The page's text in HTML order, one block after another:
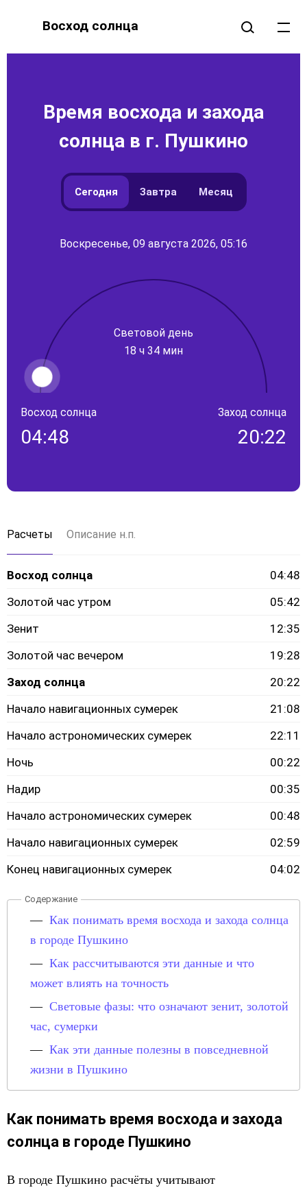
Восход солнца
Время восхода и захода
солнца в г. Пушкино
Сегодня Завтра Месяц
Воскресенье, 09 августа 2026, 05:16
Световой день
18 ч 34 мин
Восход солнца
04:48
Заход солнца
20:22
Расчеты Описание н.п.
Восход солнца
04:48
Золотой час утром
05:42
Зенит
12:35
Золотой час вечером
19:28
Заход солнца
20:22
Начало навигационных сумерек
21:08
Начало астрономических сумерек
22:11
Ночь
00:22
Надир
00:35
Начало астрономических сумерек
00:48
Начало навигационных сумерек
02:59
Конец навигационных сумерек
04:02
Как понимать время восхода и захода солнца
в городе Пушкино
Как рассчитываются эти данные и что
может влиять на точность
Световые фазы: что означают зенит, золотой
час, сумерки
Как эти данные полезны в повседневной
жизни в Пушкино
Как понимать время восхода и захода
солнца в городе Пушкино
В городе Пушкино расчёты учитывают